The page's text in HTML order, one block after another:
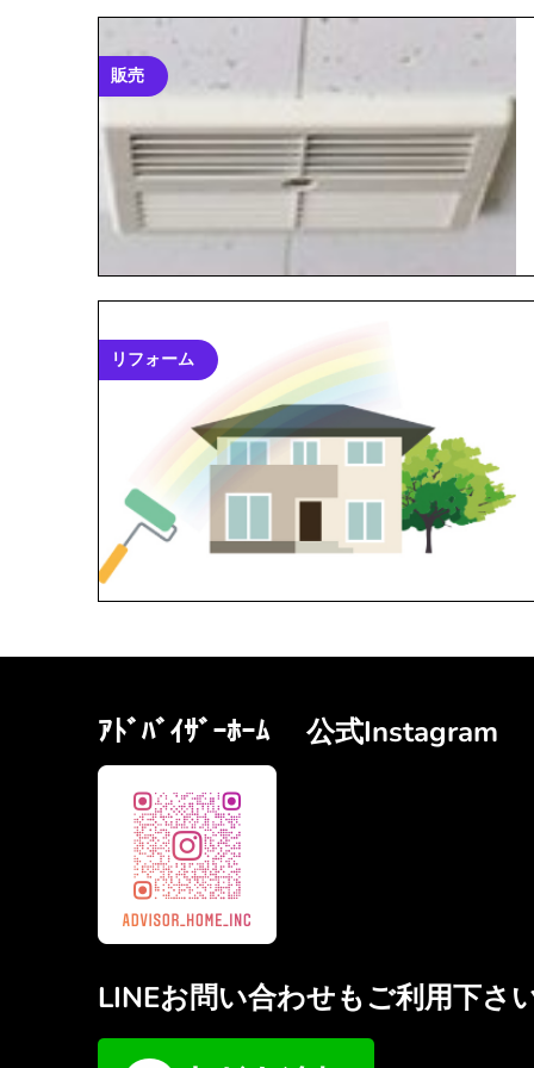
販売
リフォーム
ｱﾄﾞﾊﾞｲｻﾞｰﾎｰﾑ 公式Instagram
LINEお問い合わせもご利用下さ